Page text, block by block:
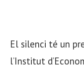
El silenci té un
l’Institut